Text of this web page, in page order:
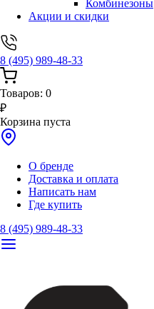
Комбинезоны
Акции и скидки
8 (495) 989-48-33
Товаров: 0
₽
Корзина пуста
О бренде
Доставка и оплата
Написать нам
Где купить
8 (495) 989-48-33